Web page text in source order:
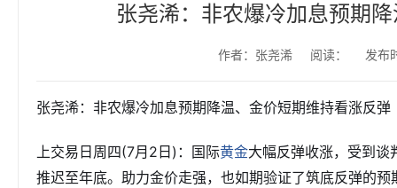
张尧浠：非农爆冷加息预期
作者：张尧浠 阅读： 发布
张尧浠：非农爆冷加息预期降温、金价短期维持看涨反弹
上交易日周四(7月2日)：国际黄金大幅反弹收涨，受到
推迟至年底。助力金价走强，也如期验证了筑底反弹的